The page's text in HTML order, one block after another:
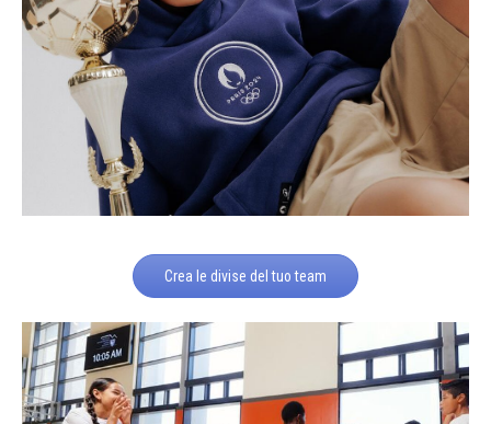
Crea le divise del tuo team